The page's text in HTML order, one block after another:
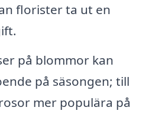
florister ta ut en
på blommor kan
på säsongen; till
mer populära på